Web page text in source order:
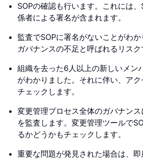
SOPの確認も行います。これには
係者による署名が含まれます。
監査でSOPに署名がないことがわ
ガバナンスの不足と呼ばれるリスク
組織を去った6人以上の新しいメン
がわかりました。それに伴い、ア
チェックします。
変更管理プロセス全体のガバナン
を監査します。変更管理ツールで
るかどうかもチェックします。
重要な問題が発見された場合は、